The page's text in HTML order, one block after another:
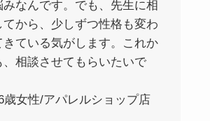
みなんです。でも、先生に相
てから、少しずつ性格も変わ
きている気がします。これか
、相談させてもらいたいで
歳女性/アパレルショップ店